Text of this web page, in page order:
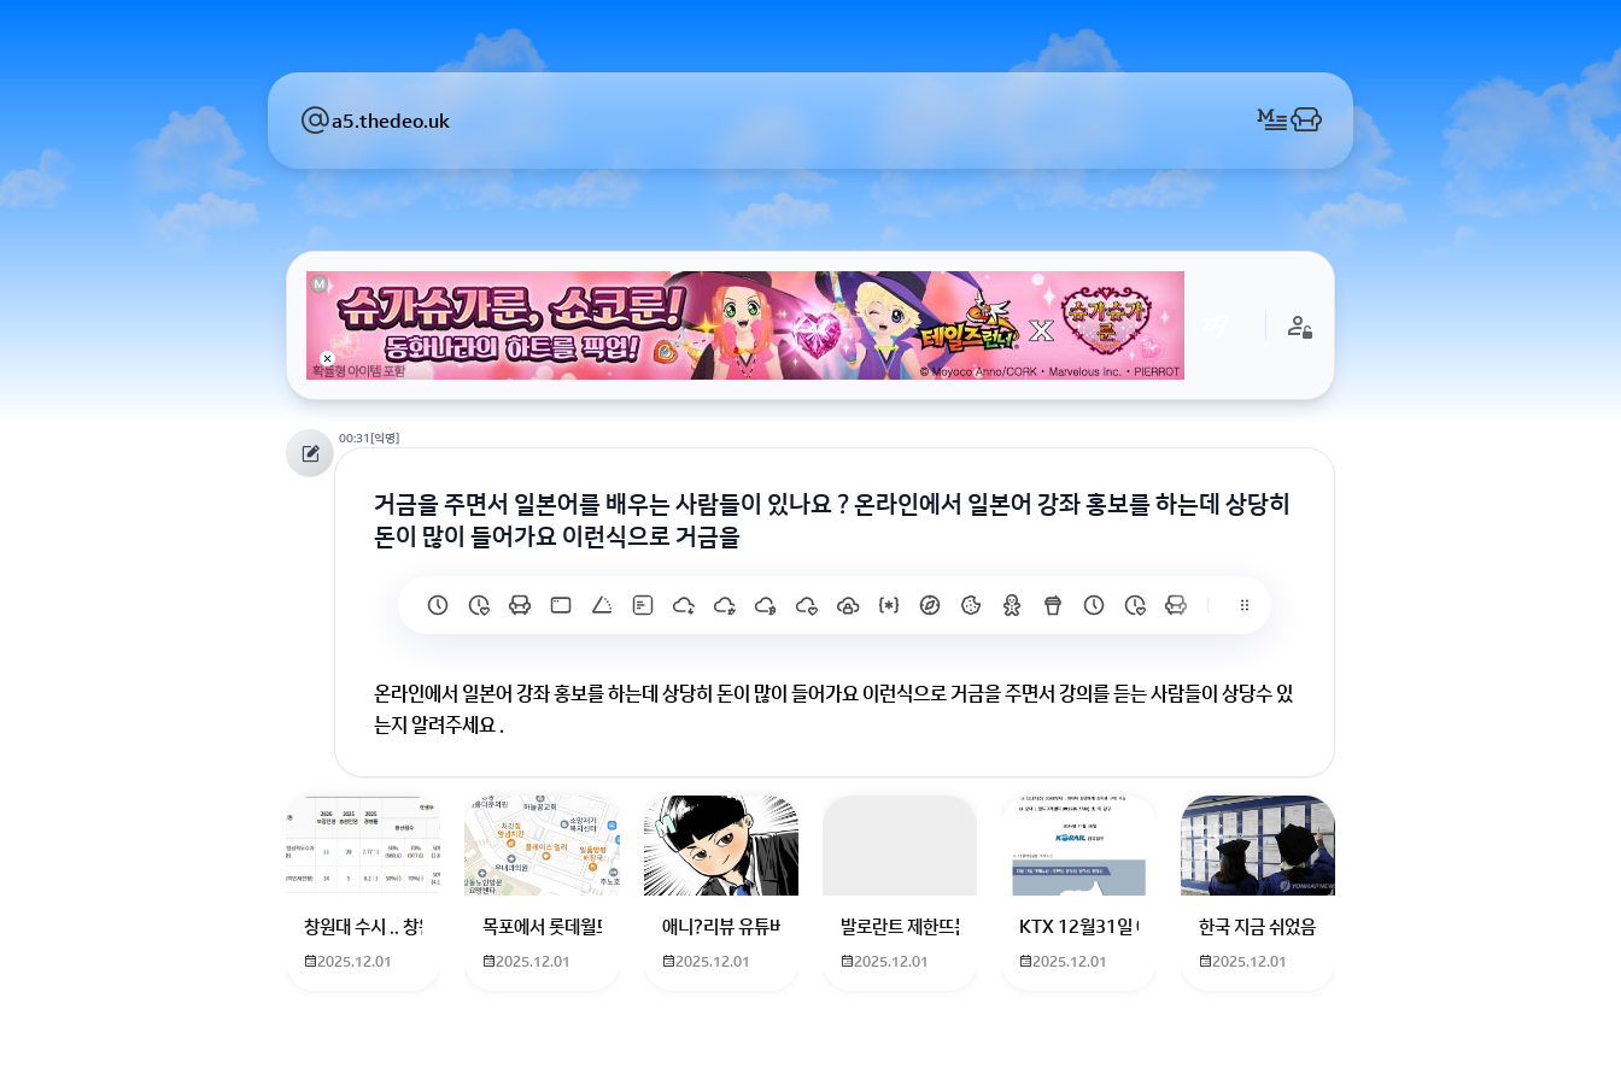
a5.thedeo.uk
00:31[익명]
거금을 주면서 일본어를 배우는 사람들이 있나요 ? 온라인에서 일본어 강좌 홍보를 하는데 상당히
돈이 많이 들어가요 이런식으로 거금을
온라인에서 일본어 강좌 홍보를 하는데 상당히 돈이 많이 들어가요 이런식으로 거금을 주면서 강의를 듣는 사람들이 상당수 있
는지 알려주세요 .
실제로 배우는 사람들 중
고액 과외라던가 1대 1 과외
혹은 대학 진학과 같은 상당한 고스펙의 학력이 요구되어지는 수업들은 꽤나 수업료가 올라갑니다 ^^
창원대 수시 .. 창원대를 목표로 하고 있는 09년생입니다 지금 제 내신이 5등급제 기준으로
2025.12.01
목포에서 롯데월드 가는 법 목포 버스 터미널에서 롯데월드로 갈 수 있는 경로 알려주세요
2025.12.01
애니?리뷰 유튜버 찾아주세요ㅠㅠ 무슨 검정머리 남자 캐릭터에 더빙하신분도 남자였던거같은데기승전결로 나눠서 기. 하고 설명하고
2025.12.01
발로란트 제한뜨는데 어떻게 해야하나요? 친구가 발로란트 한번해보자고 계정 빌려줬는데 제한이라고 접속이 안
2025.12.01
KTX 12월31일 예매 수원이나 서울에서 부산으로 가는 열차를 예매하려고 하는데 언
2025.12.01
한국 지금 쉬었음청년40만명이라는데 4년대학졸업생이 많
2025.12.01